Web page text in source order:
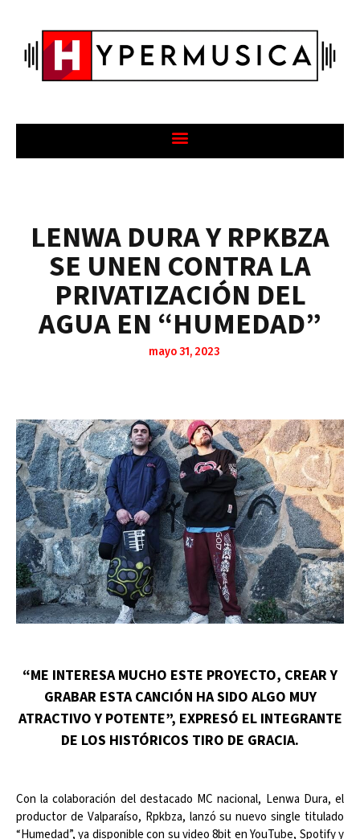
LENWA DURA Y RPKBZA
SE UNEN CONTRA LA
PRIVATIZACIÓN DEL
AGUA EN “HUMEDAD”
mayo 31, 2023
“ME INTERESA MUCHO ESTE PROYECTO, CREAR Y
GRABAR ESTA CANCIÓN HA SIDO ALGO MUY
ATRACTIVO Y POTENTE”, EXPRESÓ EL INTEGRANTE
DE LOS HISTÓRICOS TIRO DE GRACIA.
Con la colaboración del destacado MC nacional, Lenwa Dura, el
productor de Valparaíso, Rpkbza, lanzó su nuevo single titulado
“Humedad”, ya disponible con su video 8bit en YouTube, Spotify y